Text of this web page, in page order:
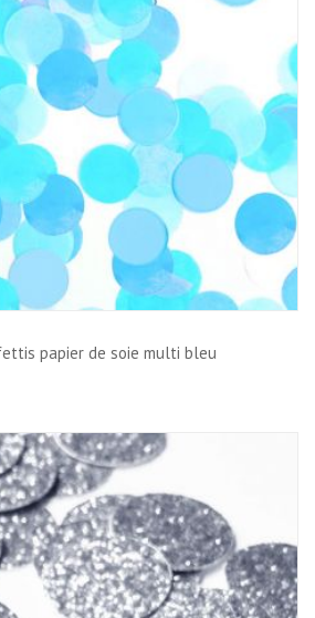
papier de soie multi bleu